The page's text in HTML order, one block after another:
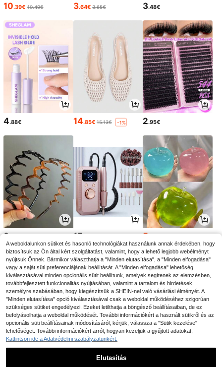
10.39€ 10.49€ 3.64€ 3.65€ 3.48€
4.88€ 14.85€ 15.13€ -1% 2.95€
3 15 5
13
A weboldalunkon sütiket és hasonló technológiákat használunk annak érdekében, hogy
biztosítsuk az Ön által kért szolgáltatást, valamint, hogy a lehető legjobb webélményt
nyújtsuk Önnek. Bármikor választhatja a "Minden elutasítása", a "Minden elfogadása"
vagy a saját süti preferenciájának beállítását. A "Minden elfogadása" lehetőség
kiválasztásával minden opcionális sütit beállítunk, amelyek segítenek az elemzésben,
továbbfejlesztett funkcionalitás nyújtásában, valamint a tartalom és hirdetések
személyre szabásában, hogy kiegészítsük a SHEIN-nel való vásárlási élményét. A
"Minden elutasítása" opció kiválasztásával csak a weboldal működéséhez szigorúan
szükséges sütiket engedélyezi. Ezeket letilthatja a böngésző beállításaiban, de ez
befolyásolhatja a weboldal működését. További információkért a használt sütikről és az
opcionális süti beállításainak módosításáról, kérjük, válassza a "Sütik kezelése"
lehetőséget. További információkért arról, hogyan kezeljük a gyűjtött adatokat,
Kattintson ide a Adatvédelmi szabályzatunkért.
Elutasítás